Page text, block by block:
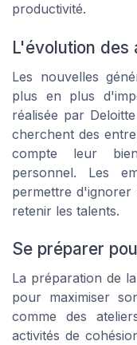
productivité.
L'évolution des
Les nouvelles
plus en plus
réalisée par
cherchent des
compte leur
personnel. Les
permettre
retenir les talents.
Se préparer
La préparation de
pour maximiser
comme des
activités de